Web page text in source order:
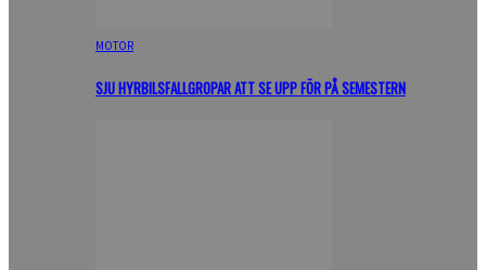
MOTOR
SJU HYRBILSFALLGROPAR ATT SE UPP FÖR PÅ SEMESTERN